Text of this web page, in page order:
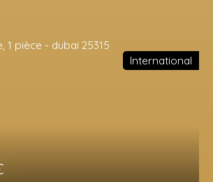
International